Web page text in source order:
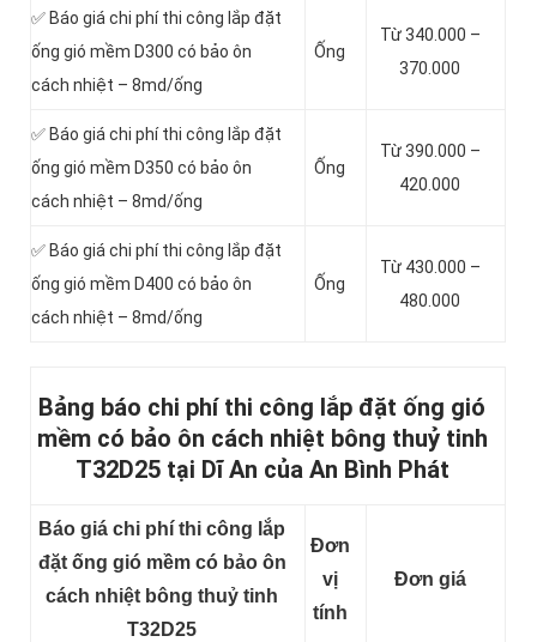
✅ Báo giá chi phí thi công lắp đặt
ống gió mềm D300 có bảo ôn
cách nhiệt – 8md/ống
Ống
Từ 340.000 –
370.000
✅ Báo giá chi phí thi công lắp đặt
ống gió mềm D350 có bảo ôn
cách nhiệt – 8md/ống
Ống
Từ 390.000 –
420.000
✅ Báo giá chi phí thi công lắp đặt
ống gió mềm D400 có bảo ôn
cách nhiệt – 8md/ống
Ống
Từ 430.000 –
480.000
Bảng báo chi phí thi công lắp đặt ống gió
mềm có bảo ôn cách nhiệt bông thuỷ tinh
T32D25 tại Dĩ An của An Bình Phát
Báo giá chi phí thi công lắp
đặt ống gió mềm có bảo ôn
cách nhiệt bông thuỷ tinh
T32D25
Đơn
vị
tính
Đơn giá